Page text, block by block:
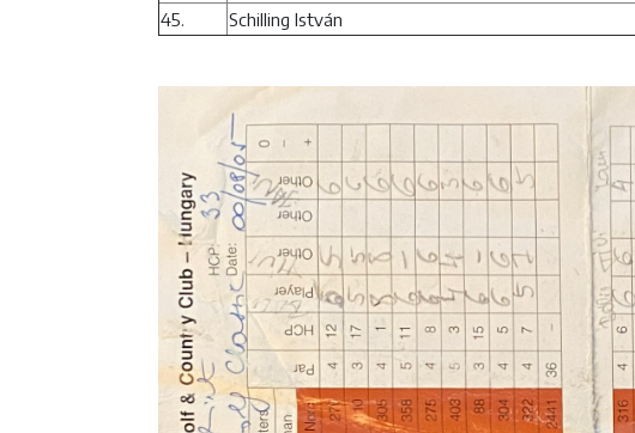
45.
Schilling István